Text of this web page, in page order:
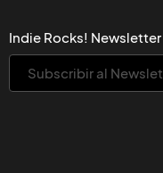
Indie Rocks! Newsletter